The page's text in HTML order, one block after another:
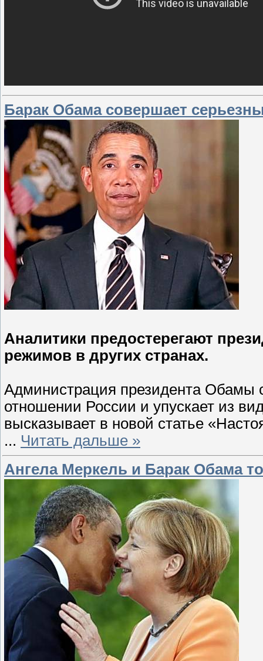
Барак Обама совершает
Аналитики предостерегают
режимов в других странах.
Администрация президента Обамы
отношении России и упускает из
высказывает в новой статье
... Читать дальше »
Ангела Меркель и Барак Обама